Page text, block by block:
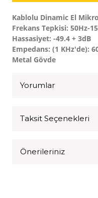
Kablolu Dinamic El
Frekans Tepkisi: 50Hz-
Hassasiyet: -49.4 + 3dB
Empedans: (1 KHz'de):
Metal Gövde
Yorumlar
Taksit Seçenekleri
Önerileriniz